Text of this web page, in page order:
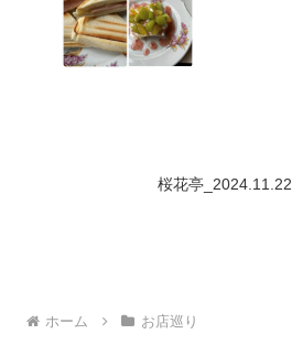
桜花亭_2024.11.22
ホーム お店巡り